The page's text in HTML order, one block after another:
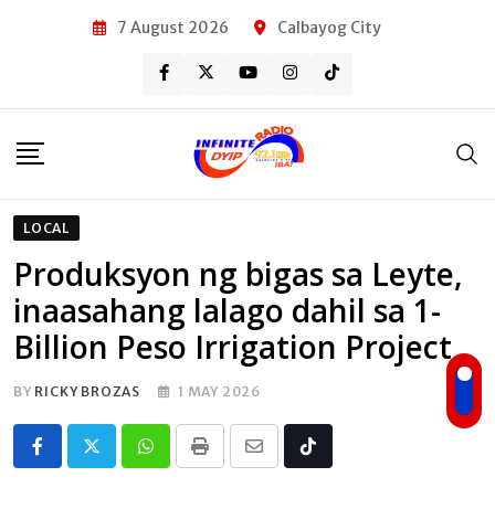
7 August 2026 Calbayog City
LOCAL
Produksyon ng bigas sa Leyte,
inaasahang lalago dahil sa 1-
Billion Peso Irrigation Project
BY RICKY BROZAS 1 MAY 2026
Whatsapp
Print
Share Tiktok